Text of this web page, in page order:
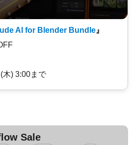
AI for Blender Bundle 』
木) 3:00まで
Sale